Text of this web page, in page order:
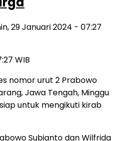
29 Januari 2024 - 07:27
WIB
nomor urut 2 Prabowo
Jawa Tengah, Minggu
untuk mengikuti kirab